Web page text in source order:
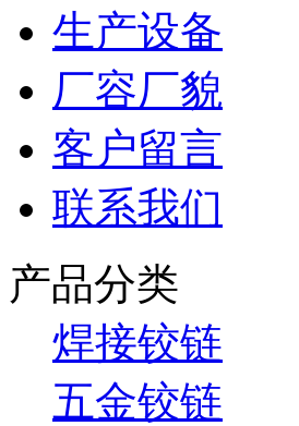
生产设备
厂容厂貌
客户留言
联系我们
产品分类
焊接铰链
五金铰链